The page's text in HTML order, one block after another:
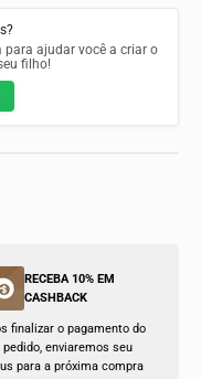
para ajudar você a criar o
filho!
RECEBA 10% EM
CASHBACK
finalizar o pagamento do
pedido, enviaremos seu
para a próxima compra